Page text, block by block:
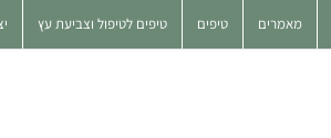
מאמרים טיפים טיפים לטיפול וצביעת עץ